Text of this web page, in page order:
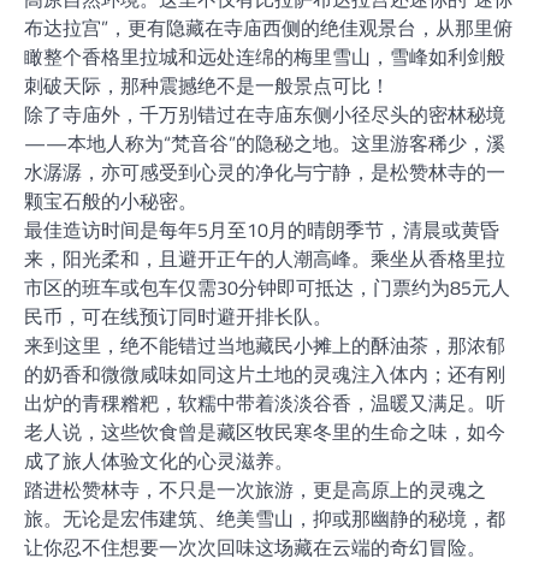
布达拉宫”，更有隐藏在寺庙西侧的绝佳观景台，从那里俯
瞰整个香格里拉城和远处连绵的梅里雪山，雪峰如利剑般
刺破天际，那种震撼绝不是一般景点可比！
除了寺庙外，千万别错过在寺庙东侧小径尽头的密林秘境
——本地人称为“梵音谷”的隐秘之地。这里游客稀少，溪
水潺潺，亦可感受到心灵的净化与宁静，是松赞林寺的一
颗宝石般的小秘密。
最佳造访时间是每年5月至10月的晴朗季节，清晨或黄昏
来，阳光柔和，且避开正午的人潮高峰。乘坐从香格里拉
市区的班车或包车仅需30分钟即可抵达，门票约为85元人
民币，可在线预订同时避开排长队。
来到这里，绝不能错过当地藏民小摊上的酥油茶，那浓郁
的奶香和微微咸味如同这片土地的灵魂注入体内；还有刚
出炉的青稞糌粑，软糯中带着淡淡谷香，温暖又满足。听
老人说，这些饮食曾是藏区牧民寒冬里的生命之味，如今
成了旅人体验文化的心灵滋养。
踏进松赞林寺，不只是一次旅游，更是高原上的灵魂之
旅。无论是宏伟建筑、绝美雪山，抑或那幽静的秘境，都
让你忍不住想要一次次回味这场藏在云端的奇幻冒险。